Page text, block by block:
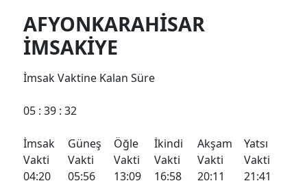
AFYONKARAHISAR
İMSAKİYE
İmsakVaktine Kalan Süre
05 : 39 : 31
İmsak
Vakti
04:20
Güneş
Vakti
05:56
Öğle
Vakti
13:09
İkindi
Vakti
16:58
Akşam
Vakti
20:11
Yatsı
Vakti
21:41